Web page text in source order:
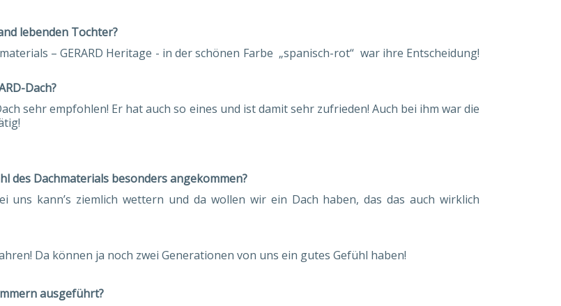
lebenden Tochter?
– GERARD Heritage - in der schönen Farbe „spanisch-rot“ war ihre Entscheidung!
Dach?
sehr empfohlen! Er hat auch so eines und ist damit sehr zufrieden! Auch bei ihm war die
des Dachmaterials besonders angekommen?
uns kann’s ziemlich wettern und da wollen wir ein Dach haben, das das auch wirklich
Da können ja noch zwei Generationen von uns ein gutes Gefühl haben!
ausgeführt?